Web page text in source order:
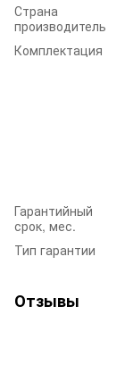
Страна
производитель
Комплектация
Гарантийный
срок, мес.
Тип гарантии
Отзывы